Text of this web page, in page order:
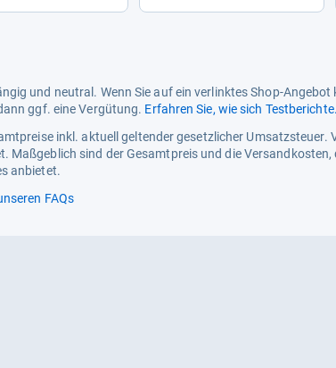
und neutral. Wenn Sie auf ein verlinktes Shop-
ggf. eine Vergütung. Erfahren Sie, wie sich
inkl. aktuell geltender gesetzlicher Umsatzsteuer.
Maßgeblich sind der Gesamtpreis und die Versandkosten,
anbietet.
FAQs